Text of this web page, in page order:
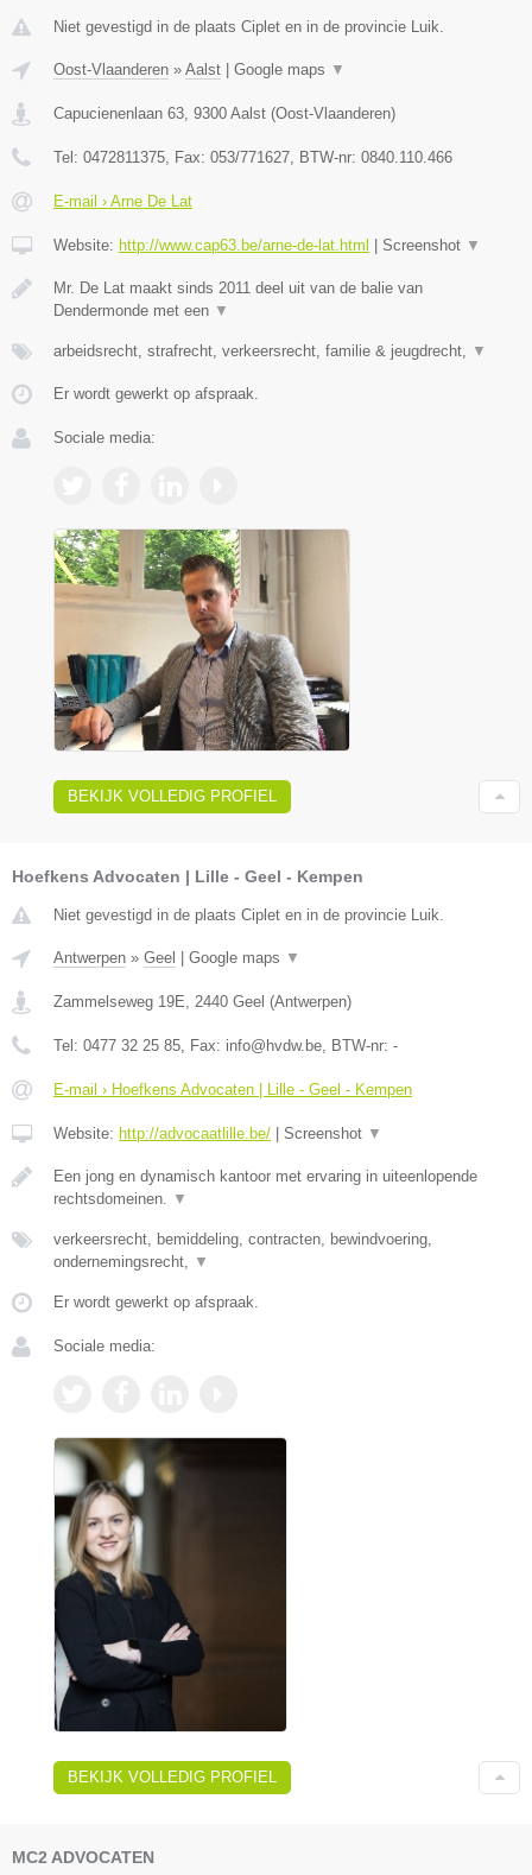
Niet gevestigd in de plaats Ciplet en in de provincie Luik.
Oost-Vlaanderen » Aalst Google maps ▼
Capucienenlaan 63, 9300 Aalst (Oost-Vlaanderen)
Tel: 0472811375, Fax: 053/771627, BTW-nr: 0840.110.466
E-mail › Arne De Lat
Website: http://www.cap63.be/arne-de-lat.html Screenshot ▼
Mr. De Lat maakt sinds 2011 deel uit van de balie van
Dendermonde met een ▼
arbeidsrecht, strafrecht, verkeersrecht, familie & jeugdrecht, ▼
Er wordt gewerkt op afspraak.
Sociale media:
BEKIJK VOLLEDIG PROFIEL
Hoefkens Advocaten | Lille - Geel - Kempen
Niet gevestigd in de plaats Ciplet en in de provincie Luik.
Antwerpen » Geel | Google maps ▼
Zammelseweg 19E 2440 Geel (Antwerpen)
Tel: 0477 32 25 85 , Fax: info@hvdw.be , BTW-nr: -
E-mail › Hoefkens Advocaten | Lille - Geel - Kempen
Website: http://advocaatlille.be/ | Screenshot ▼
Een jong en dynamisch kantoor met ervaring in uiteenlopende
rechtsdomeinen.
▼
verkeersrecht, bemiddeling, contracten, bewindvoering,
ondernemingsrecht,
▼
Er wordt gewerkt op afspraak.
Sociale media:
BEKIJK VOLLEDIG PROFIEL
MC2 ADVOCATEN